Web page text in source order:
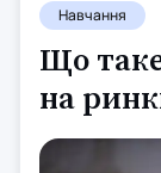
Навчання
Що
на